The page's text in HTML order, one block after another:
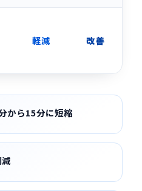
軽減 改善
から15分に短縮